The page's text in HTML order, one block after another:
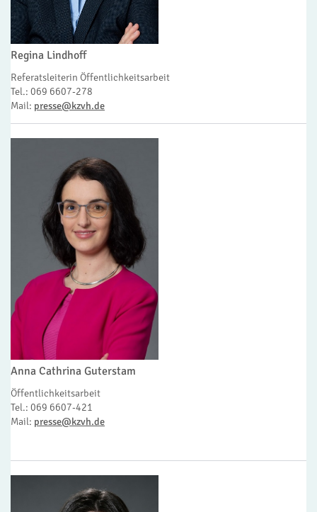
Regina Lindhoff
Referatsleiterin Öffentlichkeitsarbeit
Tel.: 069 6607-278
Mail: presse@kzvh.de
Anna Cathrina Guterstam
Öffentlichkeitsarbeit
Tel.: 069 6607-421
Mail: presse@kzvh.de